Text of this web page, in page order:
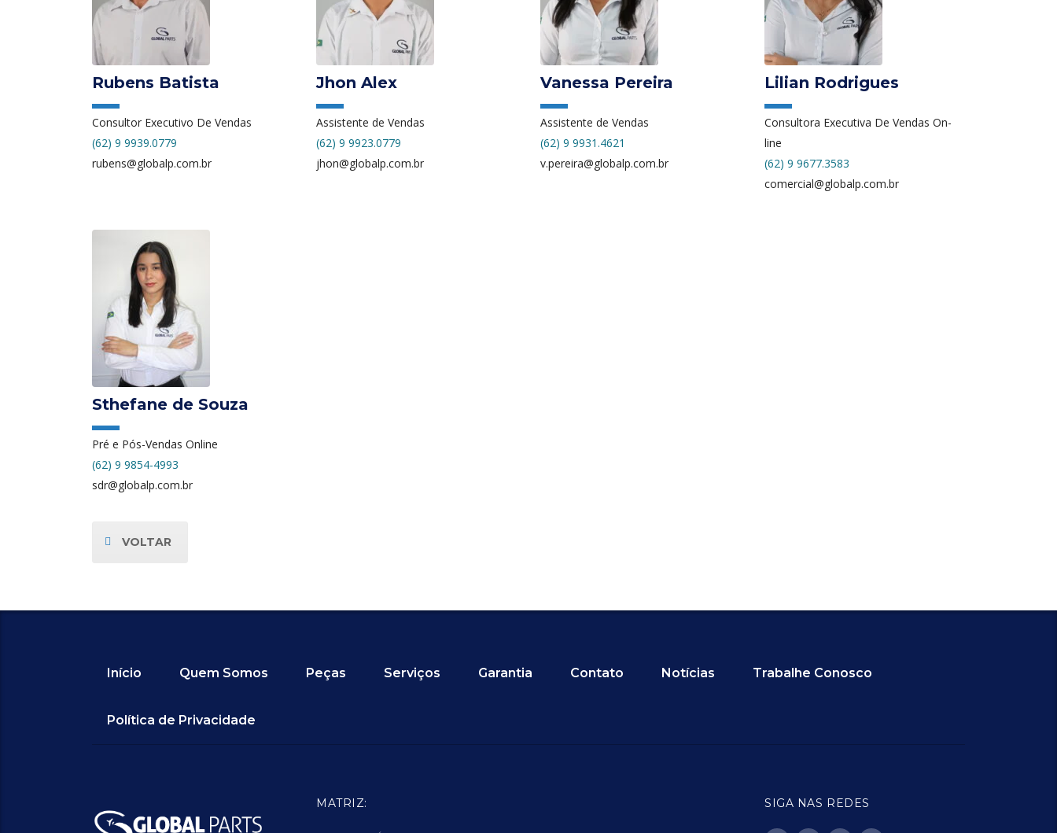
Rubens Batista
Consultor Executivo De Vendas
(62) 9 9939.0779
rubens@globalp.com.br
Jhon Alex
Assistente de Vendas
(62) 9 9923.0779
jhon@globalp.com.br
Vanessa Pereira
Assistente de Vendas
(62) 9 9931.4621
v.pereira@globalp.com.br
Lilian Rodrigues
Consultora Executiva De Vendas On-
line
(62) 9 9677.3583
comercial@globalp.com.br
Sthefane de Souza
Pré e Pós-Vendas Online
(62) 9 9854-4993
sdr@globalp.com.br
VOLTAR
Início Quem Somos Peças Serviços Garantia Contato Notícias Trabalhe Conosco
Política de Privacidade
MATRIZ: SIGA NAS REDES